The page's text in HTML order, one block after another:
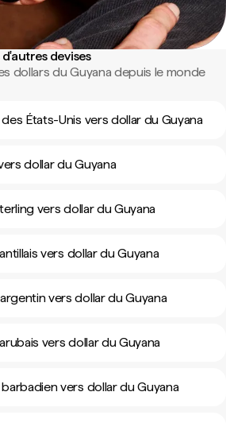
devises
dollars du Guyana depuis le monde
États-Unis vers dollar du Guyana
dollar du Guyana
vers dollar du Guyana
vers dollar du Guyana
vers dollar du Guyana
vers dollar du Guyana
vers dollar du Guyana